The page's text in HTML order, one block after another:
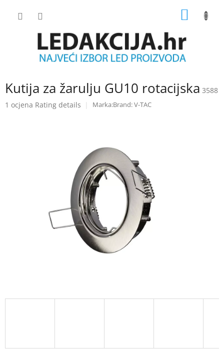
Kutija za žarulju GU10 rotacijska 3588
The
1 ocjena Rating details Brand:V-TAC